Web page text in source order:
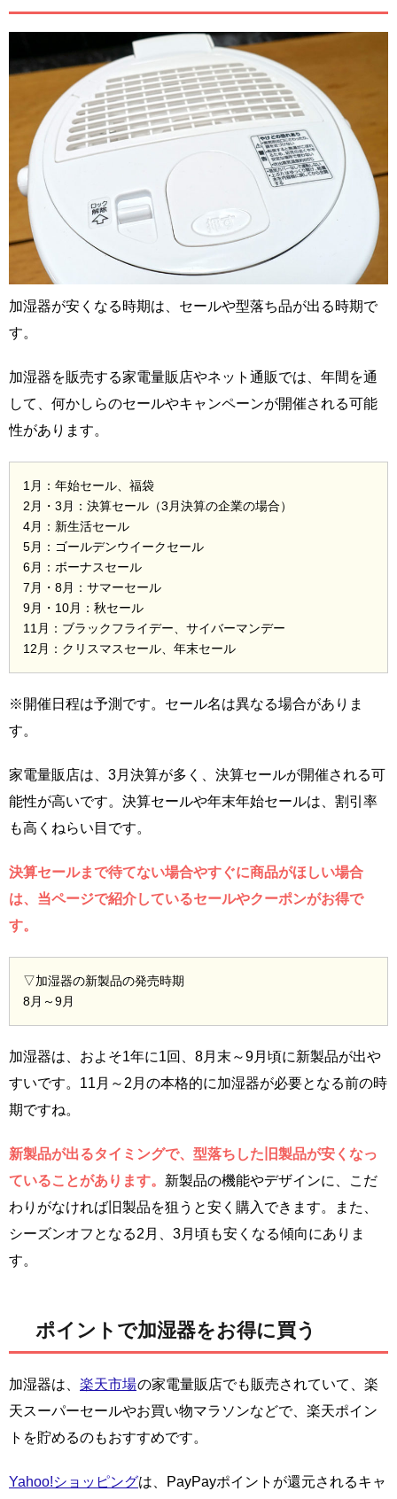
加湿器が安くなる時期は、セールや型落ち品が出る時期で
す。
加湿器を販売する家電量販店やネット通販では、年間を通
して、何かしらのセールやキャンペーンが開催される可能
性があります。
1月：年始セール、福袋
2月・3月：決算セール（3月決算の企業の場合）
4月：新生活セール
5月：ゴールデンウイークセール
6月：ボーナスセール
7月・8月：サマーセール
9月・10月：秋セール
11月：ブラックフライデー、サイバーマンデー
12月：クリスマスセール、年末セール
※開催日程は予測です。セール名は異なる場合がありま
す。
家電量販店は、3月決算が多く、決算セールが開催される可
能性が高いです。決算セールや年末年始セールは、割引率
も高くねらい目です。
決算セールまで待てない場合やすぐに商品がほしい場合
は、当ページで紹介しているセールやクーポンがお得で
す。
▽加湿器の新製品の発売時期
8月～9月
加湿器は、およそ1年に1回、8月末～9月頃に新製品が出や
すいです。11月～2月の本格的に加湿器が必要となる前の時
期ですね。
新製品が出るタイミングで、型落ちした旧製品が安くなっ
ていることがあります。 新製品の機能やデザインに、こだ
わりがなければ旧製品を狙うと安く購入できます。また、
シーズンオフとなる2月、3月頃も安くなる傾向にありま
す。
ポイントで加湿器をお得に買う
加湿器は、 楽天市場の家電量販店でも販売されていて、楽
天スーパーセールやお買い物マラソンなどで、楽天ポイン
トを貯めるのもおすすめです。
Yahoo!ショッピングは、PayPayポイントが還元されるキャ